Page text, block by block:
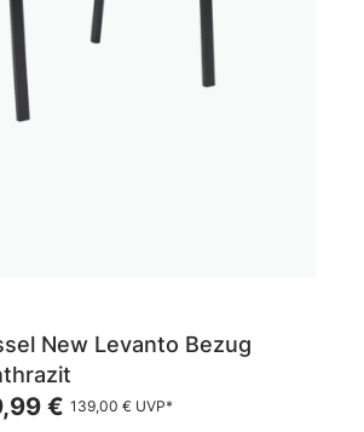
New Levanto Bezug
€ 139,00 € UVP*